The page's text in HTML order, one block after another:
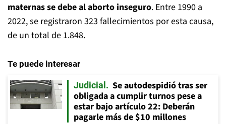
maternas se debe al aborto inseguro. Entre 1990 a
2022, se registraron 323 fallecimientos por esta causa,
de un total de 1.848.
Te puede interesar
Judicial
Se autodespidió tras ser
obligada a cumplir turnos pese a
estar bajo artículo 22: Deberán
pagarle más de $10 millones